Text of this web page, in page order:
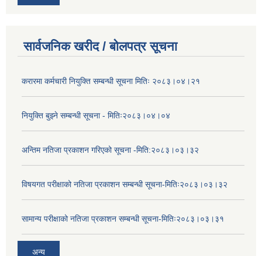
सार्वजनिक खरीद / बोलपत्र सूचना
करारमा कर्मचारी नियुक्ति सम्बन्धी सूचना मितिः २०८३।०४।२१
नियुक्ति बुझ्ने सम्बन्धी सूचना - मितिः२०८३।०४।०४
अन्तिम नतिजा प्रकाशन गरिएको सूचना -मिति:२०८३।०३।३२
विषयगत परीक्षाको नतिजा प्रकाशन सम्बन्धी सूचना-मितिः२०८३।०३।३२
सामान्य परीक्षाको नतिजा प्रकाशन सम्बन्धी सूचना-मितिः२०८३।०३।३१
अन्य